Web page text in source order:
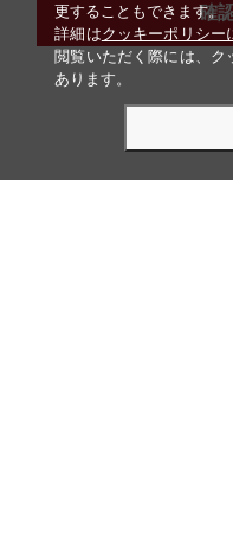
更することもできます。
詳細はクッキーポリシー
閲覧いただく際には、
あります。